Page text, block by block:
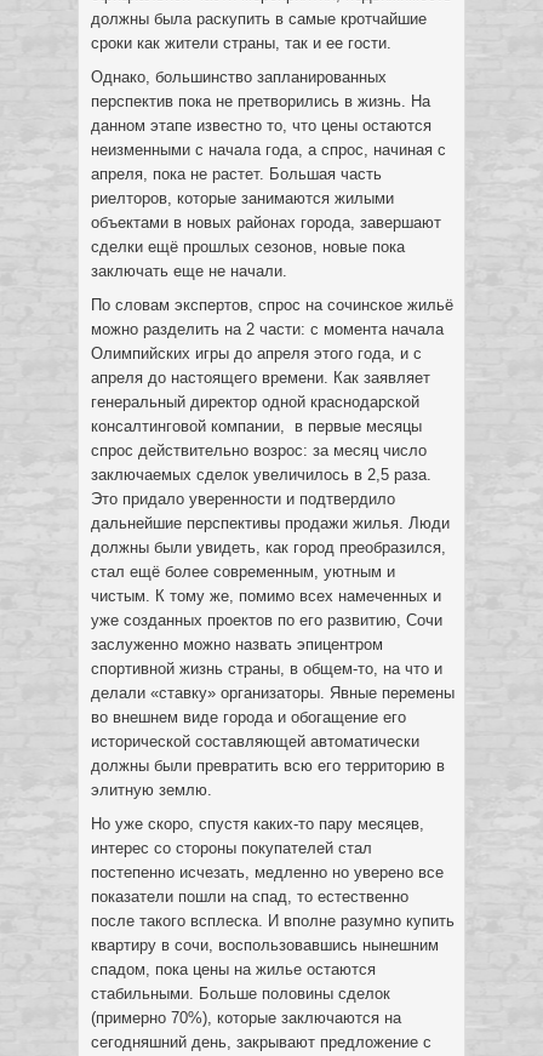
должны была раскупить в самые кротчайшие
сроки как жители страны, так и ее гости.
Однако, большинство запланированных
перспектив пока не претворились в жизнь. На
данном этапе известно то, что цены остаются
неизменными с начала года, а спрос, начиная с
апреля, пока не растет. Большая часть
риелторов, которые занимаются жилыми
объектами в новых районах города, завершают
сделки ещё прошлых сезонов, новые пока
заключать еще не начали.
По словам экспертов, спрос на сочинское жильё
можно разделить на 2 части: с момента начала
Олимпийских игры до апреля этого года, и с
апреля до настоящего времени. Как заявляет
генеральный директор одной краснодарской
консалтинговой компании, в первые месяцы
спрос действительно возрос: за месяц число
заключаемых сделок увеличилось в 2,5 раза.
Это придало уверенности и подтвердило
дальнейшие перспективы продажи жилья. Люди
должны были увидеть, как город преобразился,
стал ещё более современным, уютным и
чистым. К тому же, помимо всех намеченных и
уже созданных проектов по его развитию, Сочи
заслуженно можно назвать эпицентром
спортивной жизнь страны, в общем-то, на что и
делали «ставку» организаторы. Явные перемены
во внешнем виде города и обогащение его
исторической составляющей автоматически
должны были превратить всю его территорию в
элитную землю.
Но уже скоро, спустя каких-то пару месяцев,
интерес со стороны покупателей стал
постепенно исчезать, медленно но уверено все
показатели пошли на спад, то естественно
после такого всплеска. И вполне разумно купить
квартиру в сочи, воспользовавшись нынешним
спадом, пока цены на жилье остаются
стабильными. Больше половины сделок
(примерно 70%), которые заключаются на
сегодняшний день, закрывают предложение с